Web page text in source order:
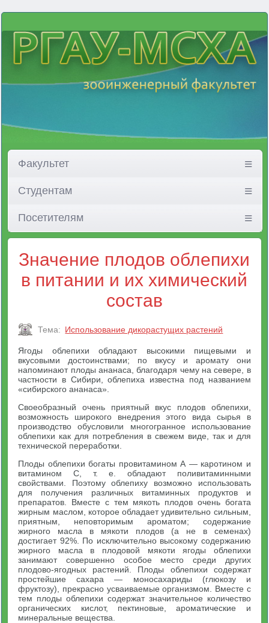
Факультет
Студентам
Посетителям
Значение плодов облепихи
в питании и их химический
состав
Тема: Использование дикорастущих растений
Ягоды облепихи обладают высокими пищевыми и
вкусовыми достоинствами; по вкусу и аромату они
напоминают плоды ананаса, благодаря чему на севере, в
частности в Сибири, облепиха известна под названием
«сибирского ананаса».
Своеобразный очень приятный вкус плодов облепихи,
возможность широкого внедрения этого вида сырья в
производство обусловили многогранное использование
облепихи как для потребления в свежем виде, так и для
технической переработки.
Плоды облепихи богаты провитамином А — каротином и
витамином С, т. е. обладают поливитаминными
свойствами. Поэтому облепиху возможно использовать
для получения различных витаминных продуктов и
препаратов. Вместе с тем мякоть плодов очень богата
жирным маслом, которое обладает удивительно сильным,
приятным, неповторимым ароматом; содержание
жирного масла в мякоти плодов (а не в семенах)
достигает 92%. По исключительно высокому содержанию
жирного масла в плодовой мякоти ягоды облепихи
занимают совершенно особое место среди других
плодово-ягодных растений. Плоды облепихи содержат
простейшие сахара — моносахариды (глюкозу и
фруктозу), прекрасно усваиваемые организмом. Вместе с
тем плоды облепихи содержат значительное количество
органических кислот, пектиновые, ароматические и
минеральные вещества.